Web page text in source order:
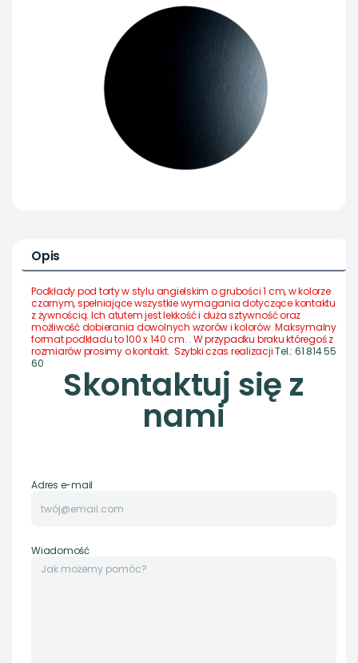
Opis
Podkłady pod torty w stylu angielskim o grubości 1 cm, w kolorze
czarnym, spełniające wszystkie wymagania dotyczące kontaktu
z żywnością. Ich atutem jest lekkość i duża sztywność oraz
możliwość dobierania dowolnych wzorów i kolorów. Maksymalny
format podkładu to 100 x 140 cm. . W przypadku braku któregoś z
rozmiarów prosimy o kontakt. Szybki czas realizacjiTel.: 61 814 55
60
Skontaktuj się z
nami
Adres e-mail
Wiadomość